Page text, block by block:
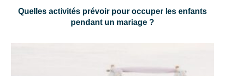
Quelles activités prévoir pour occuper les enfants
pendant un mariage ?